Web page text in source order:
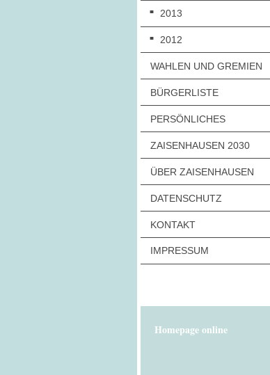
2013
2012
WAHLEN UND GREMIEN
BÜRGERLISTE
PERSÖNLICHES
ZAISENHAUSEN 2030
ÜBER ZAISENHAUSEN
DATENSCHUTZ
KONTAKT
IMPRESSUM
Homepage online